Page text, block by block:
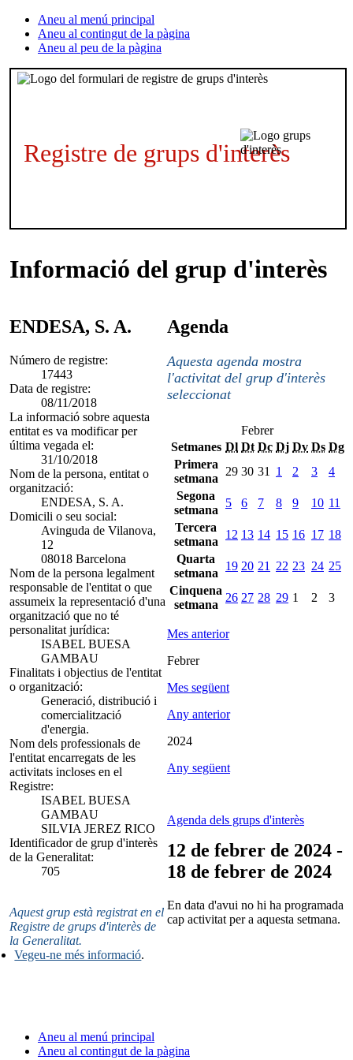
Aneu al menú principal
Aneu al contingut de la pàgina
Aneu al peu de la pàgina
Registre de grups d'interès
Informació del grup d'interès
ENDESA, S. A.
Número de registre:
17443
Data de registre:
08/11/2018
La informació sobre aquesta
entitat es va modificar per
última vegada el:
31/10/2018
Nom de la persona, entitat o
organització:
ENDESA, S. A.
Domicili o seu social:
Avinguda de Vilanova,
12
08018 Barcelona
Nom de la persona legalment
responsable de l'entitat o que
assumeix la representació d'una
organització que no té
personalitat jurídica:
ISABEL BUESA
GAMBAU
Finalitats i objectius de l'entitat
o organització:
Generació, distribució i
comercialització
d'energia.
Nom dels professionals de
l'entitat encarregats de les
activitats incloses en el
Registre:
ISABEL BUESA
GAMBAU
SILVIA JEREZ RICO
Identificador de grup d'interès
de la Generalitat:
705
Aquest grup està registrat en el
Registre de grups d'interès de
la Generalitat.
Vegeu-ne més informació.
Agenda
Aquesta agenda mostra
l'activitat del grup d'interès
seleccionat
Febrer
Setmanes Dl Dt Dc Dj Dv Ds Dg
Primera
setmana
29 30 31 1 2 3
4
Segona
setmana
5 6 7 8 9 10 11
Tercera
setmana
12 13 14 15 16 17 18
Quarta
setmana
19 20 21 22 23 24 25
Cinquena
setmana
26 27 28 29 1 2 3
Mes anterior
Febrer
Mes següent
Any anterior
2024
Any següent
Agenda dels grups d'interès
12 de febrer de 2024 -
18 de febrer de 2024
En data d'avui no hi ha programada
cap activitat per a aquesta setmana.
Aneu al menú principal
Aneu al contingut de la pàgina